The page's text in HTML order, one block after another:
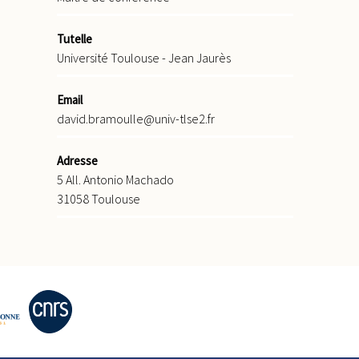
Tutelle
Université Toulouse - Jean Jaurès
Email
david.bramoulle@univ-tlse2.fr
Adresse
5 All. Antonio Machado
31058 Toulouse